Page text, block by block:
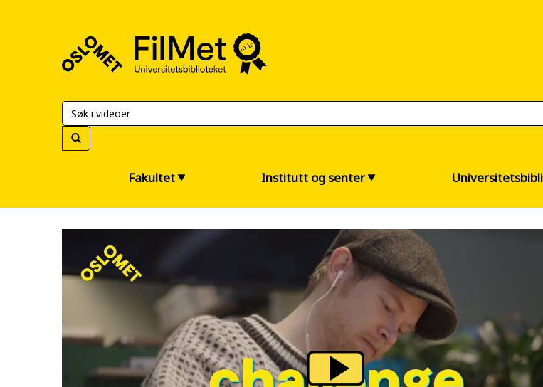
Universitetsbiblioteket
Fakultet Institutt og senter